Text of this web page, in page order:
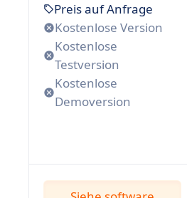
Preis auf Anfrage
Kostenlose Version
Kostenlose
Testversion
Kostenlose
Demoversion